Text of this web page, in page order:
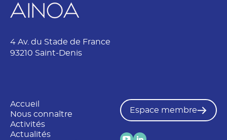
4 Av. du Stade de France
93210 Saint-Denis
Accueil
Nous connaître
Activités
Actualités
Espace membre